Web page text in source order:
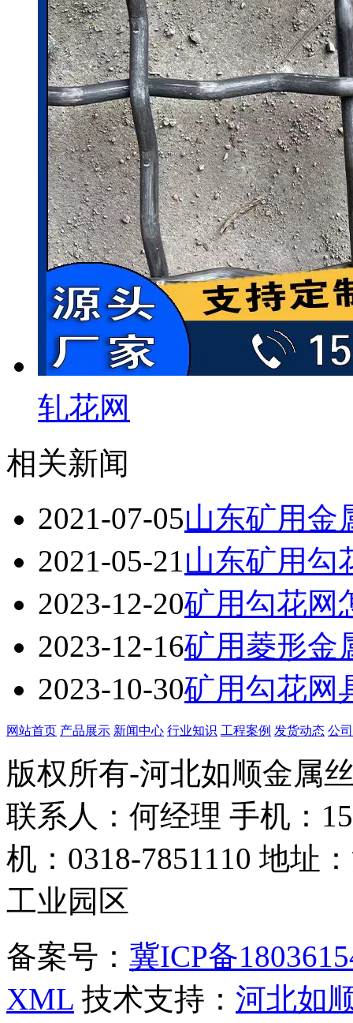
轧花网
相关新闻
2021-07-05山东矿用金
2021-05-21山东矿用勾
2023-12-20矿用勾花网
2023-12-16矿用菱形金
2023-10-30矿用勾花网
网站首页 产品展示 新闻中心 行业知识 工程案例 发货动态 公
版权所有-河北如顺金属
联系人：何经理 手机：
机：0318-7851110 地址
工业园区
备案号： 冀ICP备
XML 技术支持： 河北如